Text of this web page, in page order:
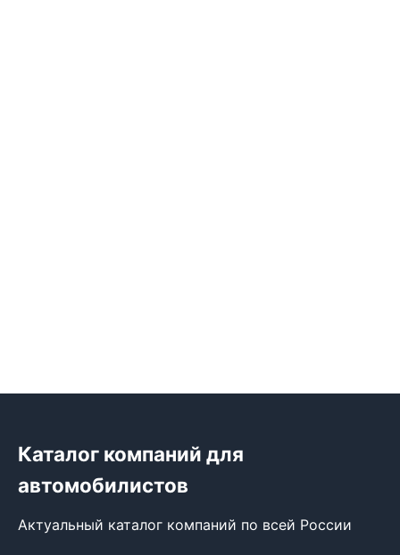
Каталог компаний для
автомобилистов
Актуальный каталог компаний по всей России